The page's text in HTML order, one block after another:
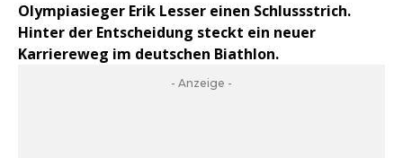
Olympiasieger Erik Lesser einen Schlussstrich.
Hinter der Entscheidung steckt ein neuer
Karriereweg im deutschen Biathlon.
- Anzeige -